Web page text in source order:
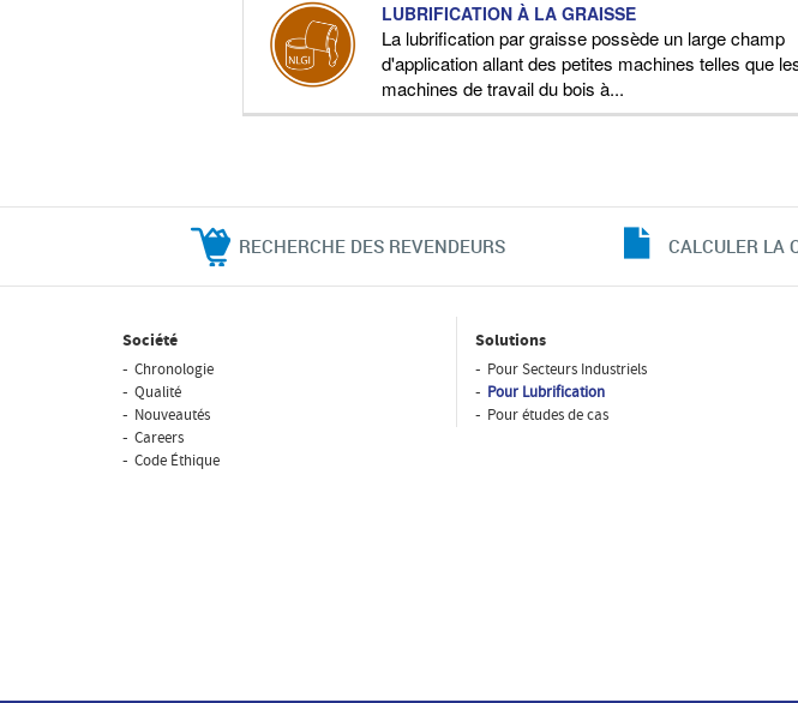
LUBRIFICATION À LA GRAISSE
La lubrification par graisse possède un large champ
d'application allant des petites machines telles que
machines de travail du bois à...
RECHERCHE DES REVENDEURS CALCULER LA
Société
Chronologie
Qualité
Nouveautés
Careers
Code Éthique
Solutions
Pour Secteurs Industriels
Pour Lubrification
Pour études de cas